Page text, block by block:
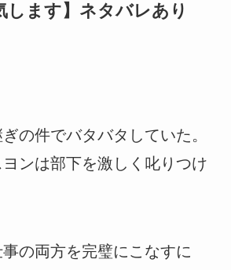
します】ネタバレあり
の件でバタバタしていた。
ンは部下を激しく叱りつけ
の両方を完璧にこなすに